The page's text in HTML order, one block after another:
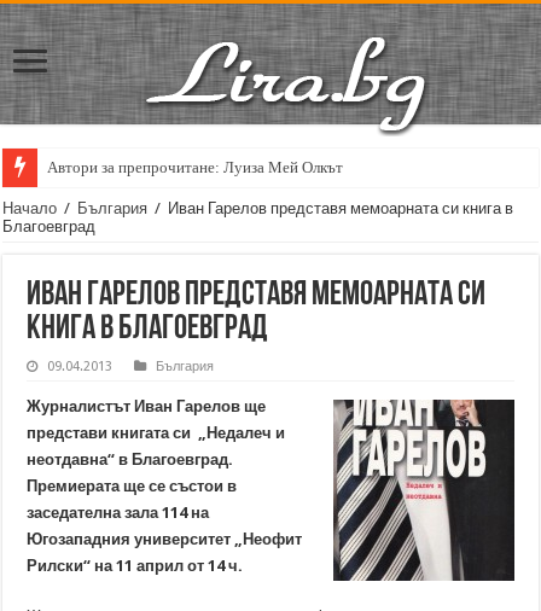
Автори за препрочитане: Луиза Мей Олкът
Начало / България / Иван Гарелов представя мемоарната си книга в
Благоевград
Иван Гарелов представя мемоарната си
книга в Благоевград
09.04.2013 България
Журналистът Иван Гарелов ще
представи книгата си „Недалеч и
неотдавна“ в Благоевград.
Премиерата ще се състои в
заседателна зала 114 на
Югозападния университет „Неофит
Рилски“ на 11 април от 14 ч.